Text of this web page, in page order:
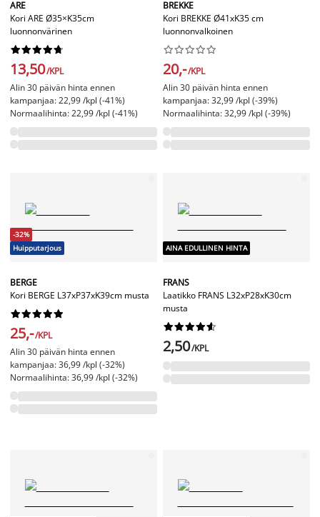
ARE
Kori ARE Ø35×K35cm
luonnonvärinen






13,50/KPL
Alin 30 päivän hinta ennen
kampanjaa: 22,99 /kpl (-41%)
Normaalihinta: 22,99 /kpl (-41%)
BREKKE
Kori BREKKE Ø41xK35 cm
luonnonvalkoinen






20,-/KPL
Alin 30 päivän hinta ennen
kampanjaa: 32,99 /kpl (-39%)
Normaalihinta: 32,99 /kpl (-39%)
-32%
Huipputarjous
BERGE
Kori BERGE L37xP37xK39cm musta






25,-/KPL
Alin 30 päivän hinta ennen
kampanjaa: 36,99 /kpl (-32%)
Normaalihinta: 36,99 /kpl (-32%)
AINA EDULLINEN HINTA
FRANS
Laatikko FRANS L32xP28xK30cm
musta






2,50/KPL